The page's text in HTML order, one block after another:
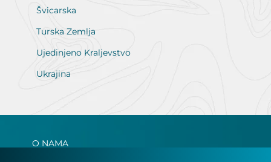
Švicarska
Turska Zemlja
Ujedinjeno Kraljevstvo
Ukrajina
O NAMA